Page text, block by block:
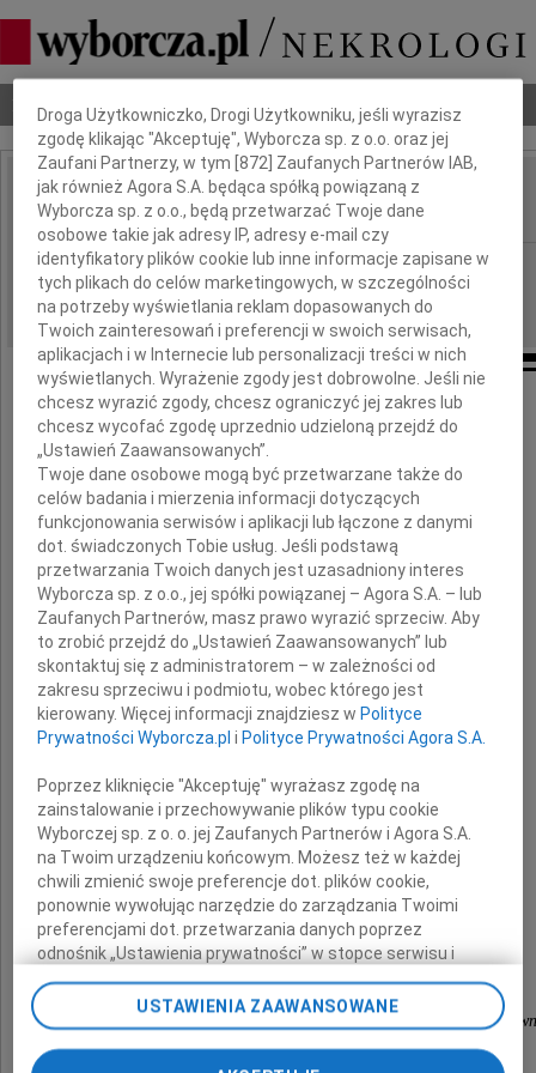
Nekrologi Odeszli Poradnik pogrzebowy
IMIĘ I NAZWISKO: Herbert Szurgacz
REGION: Wrocław
DATA EMISJI: 11.06.2026
Z głębokim żalem i współczuciem
żegnamy Pana
Prof. zw. dr. hab.
Herberta Szurgacza
Sędziego Sądu Apelacyjnego we Wrocławiu
i Sędziego Sądu Najwyższego
w stanie spoczynku
Rodzinie i Bliskim
wyrazy głębokiego współczucia
składają
Prezes, Wiceprezesi, Dyrektorzy, sędziowie i
Sądu Apelacyjnego we Wrocławiu
Dbamy o Twoją prywatność
Droga Użytkowniczko, Drogi Użytkowniku, jeśli wyrazisz
zgodę klikając "Akceptuję", Wyborcza sp. z o.o. oraz jej
Zaufani Partnerzy, w tym [872 ] Zaufanych Partnerów IAB,
jak również Agora S.A. będąca spółką powiązaną z
Wyborcza sp. z o.o., będą przetwarzać Twoje dane
osobowe takie jak adresy IP, adresy e-mail czy
identyfikatory plików cookie lub inne informacje zapisane w
tych plikach do celów marketingowych, w szczególności
na potrzeby wyświetlania reklam dopasowanych do
Twoich zainteresowań i preferencji w swoich serwisach,
aplikacjach i w Internecie lub personalizacji treści w nich
wyświetlanych. Wyrażenie zgody jest dobrowolne. Jeśli nie
chcesz wyrazić zgody, chcesz ograniczyć jej zakres lub
chcesz wycofać zgodę uprzednio udzieloną przejdź do
„Ustawień Zaawansowanych”.
Twoje dane osobowe mogą być przetwarzane także do
celów badania i mierzenia informacji dotyczących
funkcjonowania serwisów i aplikacji lub łączone z danymi
dot. świadczonych Tobie usług. Jeśli podstawą
przetwarzania Twoich danych jest uzasadniony interes
Wyborcza sp. z o.o., jej spółki powiązanej – Agora S.A. – lub
Zaufanych Partnerów, masz prawo wyrazić sprzeciw. Aby
to zrobić przejdź do „Ustawień Zaawansowanych” lub
skontaktuj się z administratorem – w zależności od
zakresu sprzeciwu i podmiotu, wobec którego jest
kierowany. Więcej informacji znajdziesz w Polityce
Prywatności Wyborcza.pl i Polityce Prywatności Agora S.A.
Poprzez kliknięcie "Akceptuję" wyrażasz zgodę na
zainstalowanie i przechowywanie plików typu cookie
Wyborczej sp. z o. o. jej Zaufanych Partnerów i Agora S.A.
na Twoim urządzeniu końcowym. Możesz też w każdej
chwili zmienić swoje preferencje dot. plików cookie,
ponownie wywołując narzędzie do zarządzania Twoimi
preferencjami dot. przetwarzania danych poprzez
odnośnik „Ustawienia prywatności” w stopce serwisu i
przechodząc do sekcji „Ustawienia zaawansowane”.
Zmiana ustawień plików cookie możliwa jest także za
pomocą ustawień przeglądarki.
USTAWIENIA ZAAWANSOWANE